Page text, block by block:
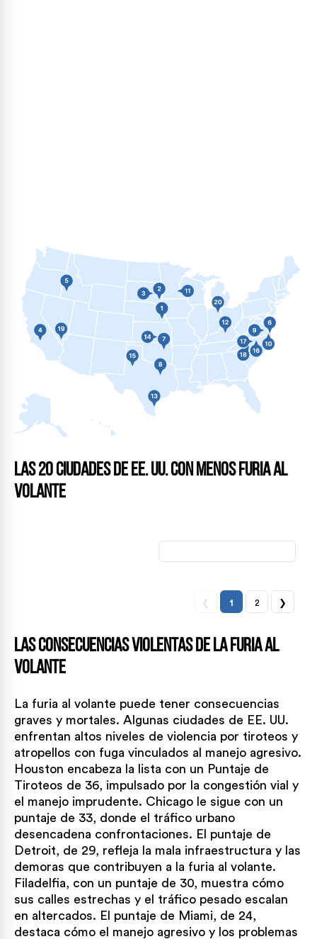
Las 20 ciudades de EE. UU. con menos furia al
volante
❮ 1 2 ❯
Las consecuencias violentas de la furia al
volante
La furia al volante puede tener consecuencias
graves y mortales. Algunas ciudades de EE. UU.
enfrentan altos niveles de violencia por tiroteos y
atropellos con fuga vinculados al manejo agresivo.
Houston encabeza la lista con un Puntaje de
Tiroteos de 36, impulsado por la congestión vial y
el manejo imprudente. Chicago le sigue con un
puntaje de 33, donde el tráfico urbano
desencadena confrontaciones. El puntaje de
Detroit, de 29, refleja la mala infraestructura y las
demoras que contribuyen a la furia al volante.
Filadelfia, con un puntaje de 30, muestra cómo
sus calles estrechas y el tráfico pesado escalan
en altercados. El puntaje de Miami, de 24,
destaca cómo el manejo agresivo y los problemas